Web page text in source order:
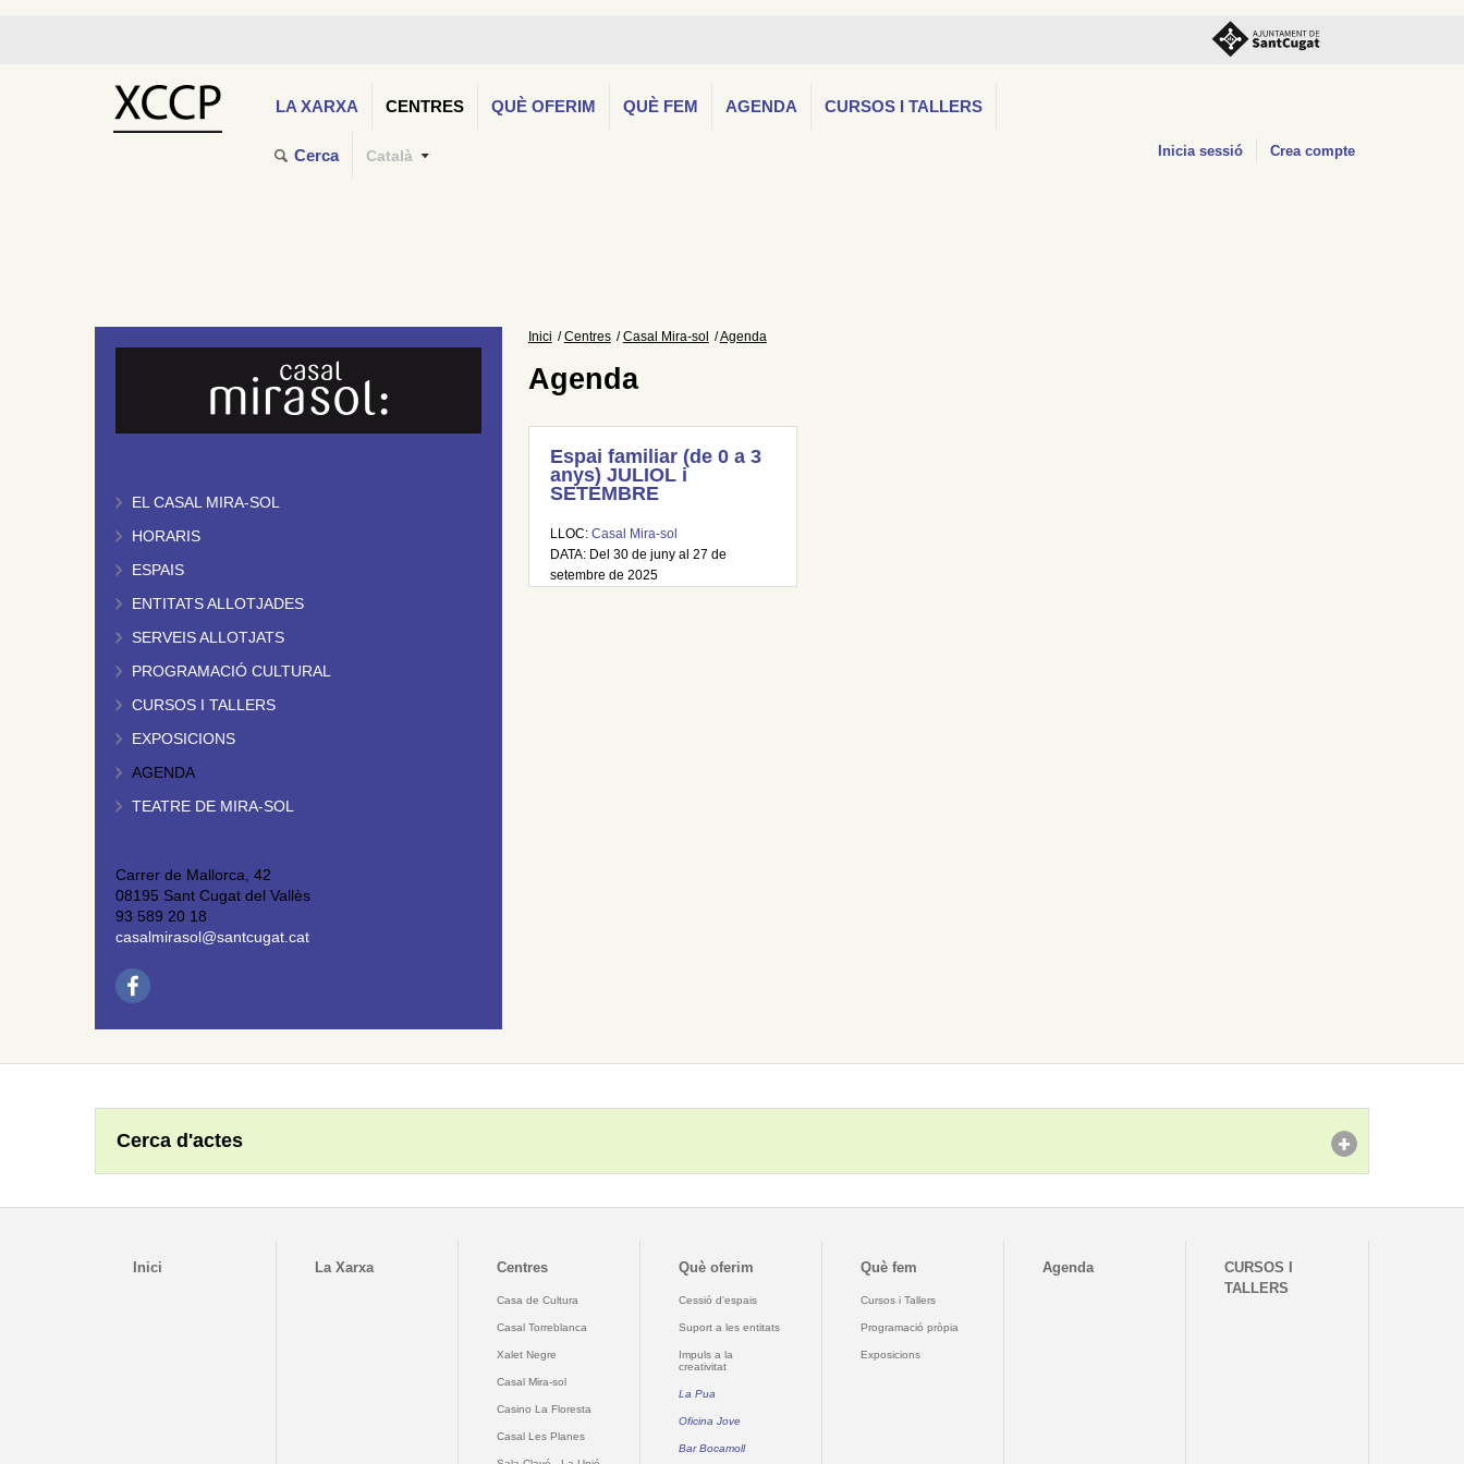
LA XARXA CENTRES QUÈ OFERIM QUÈ FEM AGENDA CURSOS I TALLERS
Cerca Català Inicia sessió Crea compte
EL CASAL MIRA-SOL
HORARIS
ESPAIS
ENTITATS ALLOTJADES
SERVEIS ALLOTJATS
PROGRAMACIÓ CULTURAL
CURSOS I TALLERS
EXPOSICIONS
AGENDA
TEATRE DE MIRA-SOL
Carrer de Mallorca, 42
08195 Sant Cugat del Vallès
93 589 20 18
casalmirasol@santcugat.cat
Inici Centres Casal Mira-sol Agenda
Agenda
Espai familiar (de 0 a 3
anys) JULIOL i
SETEMBRE
LLOC: Casal Mira-sol
DATA: Del 30 de juny al 27 de
setembre de 2025
Cerca d'actes
Inici La Xarxa Centres
Casa de Cultura
Casal Torreblanca
Xalet Negre
Casal Mira-sol
Casino La Floresta
Casal Les Planes
Què oferim
Cessió d'espais
Suport a les entitats
Impuls a la
creativitat
La Pua
Oficina Jove
Bar Bocamoll
Què fem
Cursos i Tallers
Programació pròpia
Exposicions
Agenda
CURSOS I
TALLERS